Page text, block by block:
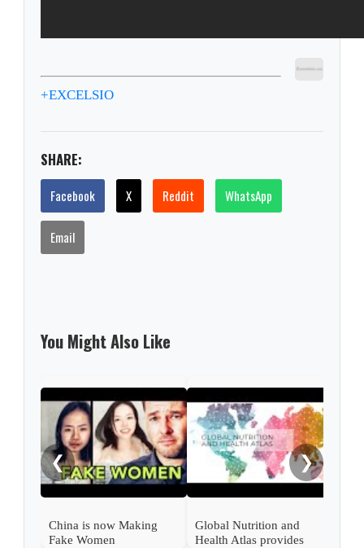
+EXCELSIO
SHARE:
Facebook X Reddit WhatsApp
Email
You Might Also Like
❮
China is now Making
Fake Women
Global Nutrition and
Health Atlas provides
❯